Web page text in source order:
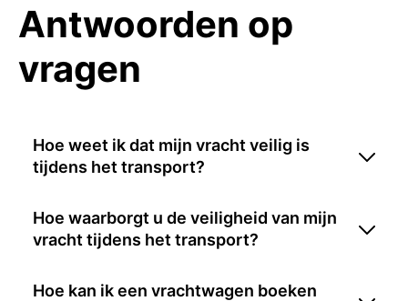
Antwoorden op
vragen
Hoe weet ik dat mijn vracht veilig is
tijdens het transport?
Hoe waarborgt u de veiligheid van mijn
vracht tijdens het transport?
Hoe kan ik een vrachtwagen boeken